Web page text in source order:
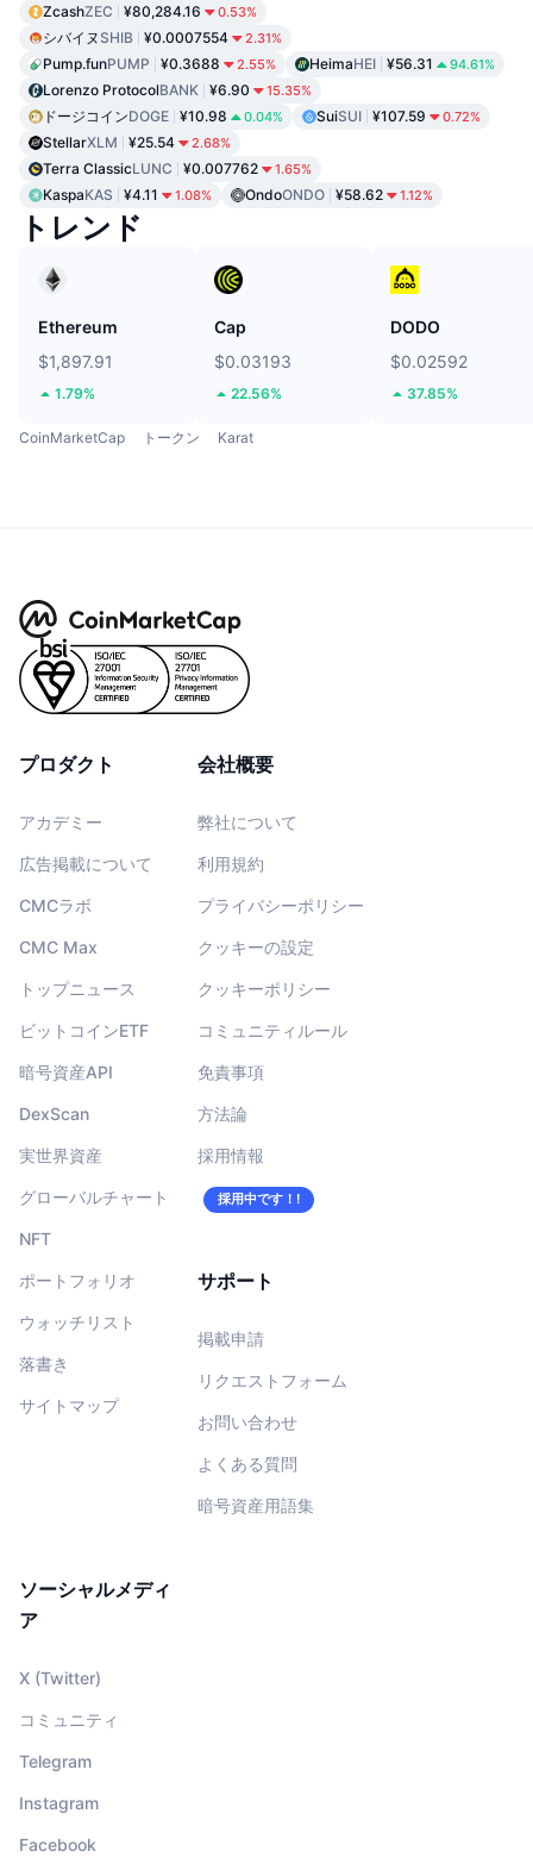
ZcashZEC ¥80,284.16 0.53%
シバイヌ SHIB ¥0.0007554 2.31%
Pump.funPUMP ¥0.3688 2.55% HeimaHEI ¥56.31 94.61%
Lorenzo ProtocolBANK ¥6.90 15.35%
ドージコインDOGE ¥10.98 0.04% SuiSUI ¥107.59 0.72%
StellarXLM ¥25.54 2.68%
Terra ClassicLUNC ¥0.007762 1.65%
KaspaKAS ¥4.11 1.08% OndoONDO ¥58.62 1.12%
トレンド
Ethereum
$1,897.91
1.79%
Cap
$0.03193
22.56%
DODO
$0.02592
37.85%
CoinMarketCap トークン Karat
プロダクト
アカデミー
広告掲載について
CMCラボ
CMC Max
トップニュース
ビットコインETF
暗号資産API
DexScan
実世界資産
グローバルチャート
NFT
ポートフォリオ
ウォッチリスト
落書き
サイトマップ
会社概要
弊社について
利用規約
プライバシーポリシー
クッキーの設定
クッキーポリシー
コミュニティルール
免責事項
方法論
採用情報
採用中です！!
サポート
掲載申請
リクエストフォーム
お問い合わせ
よくある質問
暗号資産用語集
ソーシャルメディ
ア
X (Twitter)
コミュニティ
Telegram
Instagram
Facebook